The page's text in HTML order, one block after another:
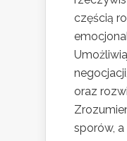
częścią
oraz
sporów,